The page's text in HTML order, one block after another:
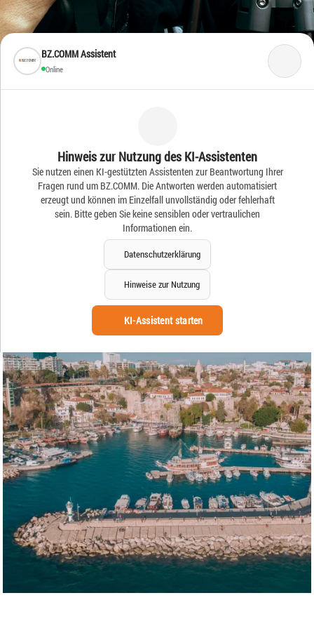
BZ.COMM Assistent
Online
Hinweis zur Nutzung des KI-Assistenten
Sie nutzen einen KI-gestützten Assistenten zur Beantwortung Ihrer
Fragen rund um BZ.COMM. Die Antworten werden automatisiert
erzeugt und können im Einzelfall unvollständig oder fehlerhaft
sein. Bitte geben Sie keine sensiblen oder vertraulichen
Informationen ein.
Datenschutzerklärung
Hinweise zur Nutzung
KI-Assistent starten
Frische Ideen – Frische
News